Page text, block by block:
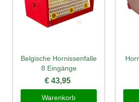
Belgische Hornissenfalle
8 Eingänge
€ 43,95
Warenkorb